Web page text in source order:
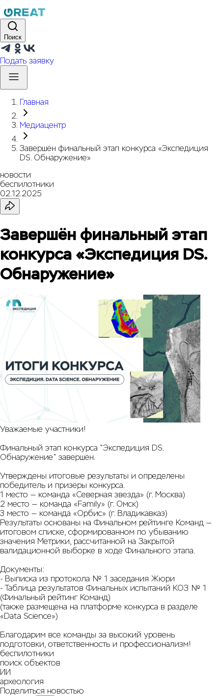
Поиск
Подать заявку
Главная
Медиацентр
Завершён финальный этап конкурса «Экспедиция
DS. Обнаружение»
новости
беспилотники
02.12.2025
Завершён финальный этап
конкурса «Экспедиция DS.
Обнаружение»
Уважаемые участники!
Финальный этап конкурса "Экспедиция DS.
Обнаружение" завершён.
Утверждены итоговые результаты и определены
победитель и призёры конкурса.
1 место — команда «Северная звезда» (г. Москва)
2 место — команда «Family» (г. Омск)
3 место — команда «Орбис» (г. Владикавказ)
Результаты основаны на Финальном рейтинге Команд —
итоговом списке, сформированном по убыванию
значения Метрики, рассчитанной на Закрытой
валидационной выборке в ходе Финального этапа.
Документы:
- Выписка из протокола № 1 заседания Жюри
- Таблица результатов Финальных испытаний КОЗ № 1
(Финальный рейтинг Команд)
(также размещена на платформе конкурса в разделе
«Data Science»)
Благодарим все команды за высокий уровень
подготовки, ответственность и профессионализм!
беспилотники
поиск объектов
ИИ
археология
Поделиться новостью